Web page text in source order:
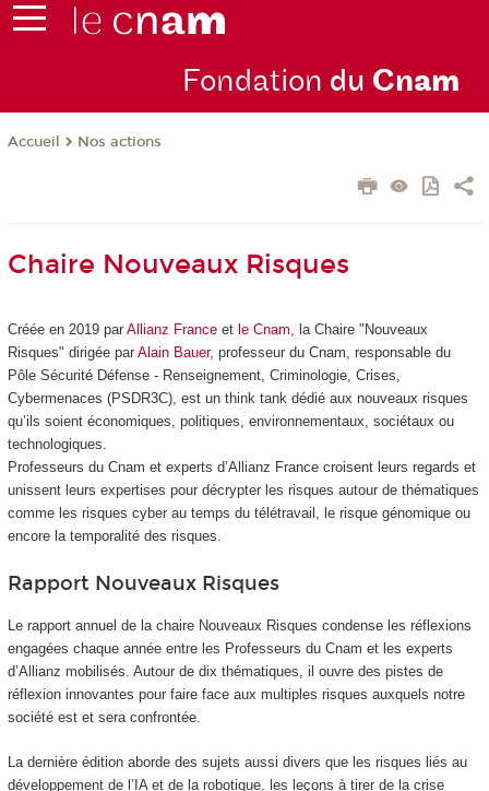
Fondation du Cnam
Accueil Nos actions
Chaire Nouveaux Risques
Créée en 2019 par Allianz Franceet le Cnam, la Chaire "Nouveaux
Risques" dirigée par Alain Bauer, professeur du Cnam, responsable du
Pôle Sécurité Défense - Renseignement, Criminologie, Crises,
Cybermenaces (PSDR3C), est un think tank dédié aux nouveaux risques
qu’ils soient économiques, politiques, environnementaux, sociétaux ou
technologiques.
Professeurs du Cnam et experts d’Allianz France croisent leurs regards et
unissent leurs expertises pour décrypter les risques autour de thématiques
comme les risques cyber au temps du télétravail, le risque génomique ou
encore la temporalité des risques.
Rapport Nouveaux Risques
Le rapport annuel de la chaire Nouveaux Risques condense les réflexions
engagées chaque année entre les Professeurs du Cnam et les experts
d’Allianz mobilisés. Autour de dix thématiques, il ouvre des pistes de
réflexion innovantes pour faire face aux multiples risques auxquels notre
société est et sera confrontée.
La dernière édition aborde des sujets aussi divers que les risques liés au
développement de l’IA et de la robotique, les leçons à tirer de la crise